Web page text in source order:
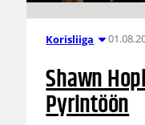
Korisliiga
Shawn
Pyrintöön